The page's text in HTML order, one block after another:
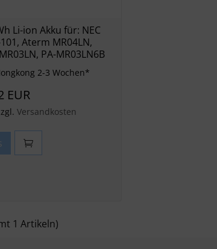
Li-ion Akku für: NEC
Aterm MR04LN,
PA-MR03LN6B
2-3 Wochen*
EUR
Versandkosten
1 Artikeln)